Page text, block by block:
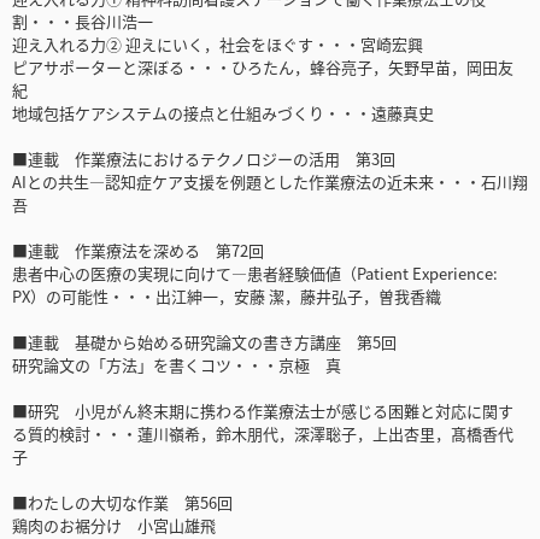
割・・・長谷川浩一
迎え入れる力② 迎えにいく，社会をほぐす・・・宮崎宏興
ピアサポーターと深ぼる・・・ひろたん，蜂谷亮子，矢野早苗，岡田友
紀
地域包括ケアシステムの接点と仕組みづくり・・・遠藤真史
■連載 作業療法におけるテクノロジーの活用 第3回
AIとの共生―認知症ケア支援を例題とした作業療法の近未来・・・石川翔
吾
■連載 作業療法を深める 第72回
患者中心の医療の実現に向けて―患者経験価値（Patient Experience:
PX）の可能性・・・出江紳一，安藤 潔，藤井弘子，曽我香織
■連載 基礎から始める研究論文の書き方講座 第5回
研究論文の「方法」を書くコツ・・・京極 真
■研究 小児がん終末期に携わる作業療法士が感じる困難と対応に関す
る質的検討・・・蓮川嶺希，鈴木朋代，深澤聡子，上出杏里，髙橋香代
子
■わたしの大切な作業 第56回
鶏肉のお裾分け 小宮山雄飛